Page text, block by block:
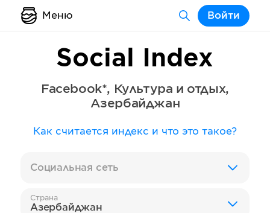
Меню Войти
Social Index
Facebook*, Культура и отдых,
Азербайджан
Как считается индекс и что это такое?
Социальная сеть
Страна
Азербайджан